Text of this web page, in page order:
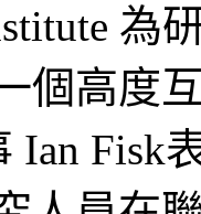
為
個高度
Ian Fisk